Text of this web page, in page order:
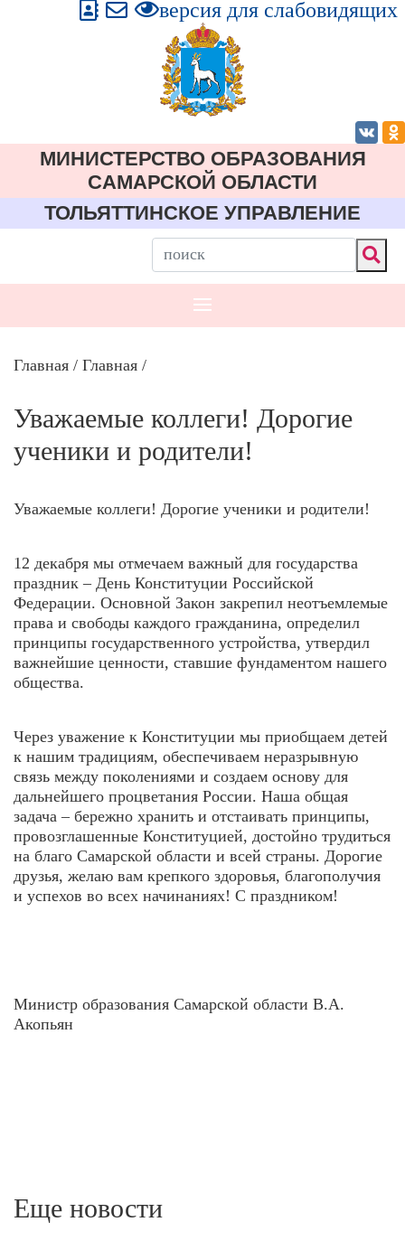
версия для слабовидящих
МИНИСТЕРСТВО ОБРАЗОВАНИЯ
CАМАРСКОЙ ОБЛАСТИ
ТОЛЬЯТТИНСКОЕ УПРАВЛЕНИЕ
Главная / Главная /
Уважаемые коллеги! Дорогие
ученики и родители!
Уважаемые коллеги! Дорогие ученики и родители!
12 декабря мы отмечаем важный для государства
праздник – День Конституции Российской
Федерации. Основной Закон закрепил неотъемлемые
права и свободы каждого гражданина, определил
принципы государственного устройства, утвердил
важнейшие ценности, ставшие фундаментом нашего
общества.
Через уважение к Конституции мы приобщаем детей
к нашим традициям, обеспечиваем неразрывную
связь между поколениями и создаем основу для
дальнейшего процветания России. Наша общая
задача – бережно хранить и отстаивать принципы,
провозглашенные Конституцией, достойно трудиться
на благо Самарской области и всей страны. Дорогие
друзья, желаю вам крепкого здоровья, благополучия
и успехов во всех начинаниях! С праздником!
Министр образования Самарской области В.А.
Акопьян
Еще новости